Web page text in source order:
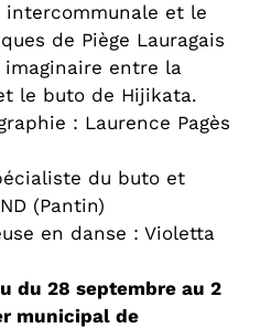
intercommunale et le
de Piège Lauragais
imaginaire entre la
le buto de Hijikata.
: Laurence Pagès
du buto et
(Pantin)
en danse : Violetta
du 28 septembre au 2
municipal de